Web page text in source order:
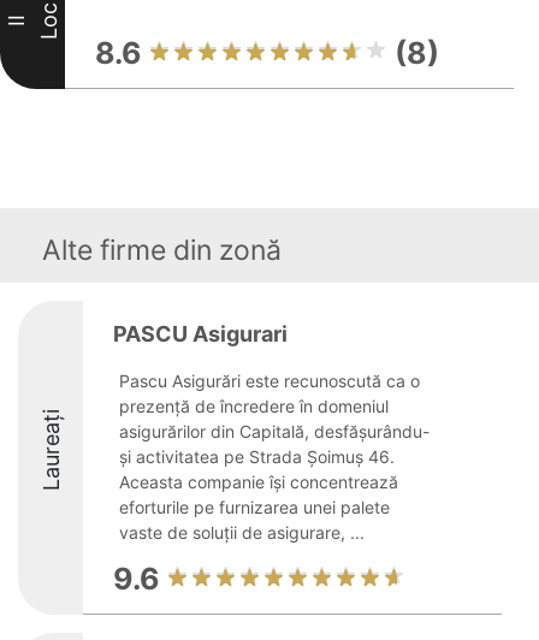
II Loc
8.6 (8)
Alte firme din zonă
Laureați
PASCU Asigurari
Pascu Asigurări este recunoscută ca o
prezență de încredere în domeniul
asigurărilor din Capitală, desfășurându-
și activitatea pe Strada Șoimuș 46.
Aceasta companie își concentrează
eforturile pe furnizarea unei palete
vaste de soluții de asigurare, ...
9.6